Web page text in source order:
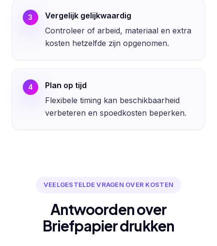
3
Vergelijk gelijkwaardig
Controleer of arbeid, materiaal en extra
kosten hetzelfde zijn opgenomen.
4
Plan op tijd
Flexibele timing kan beschikbaarheid
verbeteren en spoedkosten beperken.
VEELGESTELDE VRAGEN OVER KOSTEN
Antwoorden over
Briefpapier drukken